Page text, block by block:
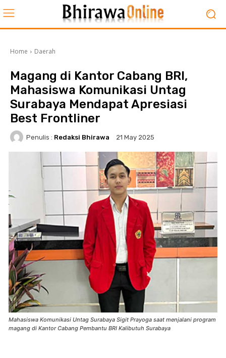
Home Daerah
Magang di Kantor Cabang BRI,
Mahasiswa Komunikasi Untag
Surabaya Mendapat Apresiasi
Best Frontliner
Penulis : Redaksi Bhirawa 21 May 2025
Mahasiswa Komunikasi Untag Surabaya Sigit Prayoga saat menjalani program
magang di Kantor Cabang Pembantu BRI Kalibutuh Surabaya